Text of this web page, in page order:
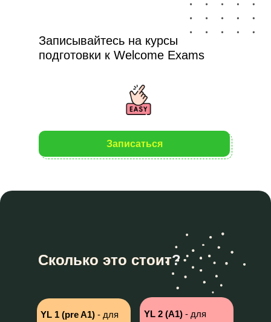
Записаться
Записывайтесь на курсы
подготовки к Welcome Exams
Cколько это стоит
Cколько это стоит?
YL 1 (pre A1) - для
YL 2 (A1) - для